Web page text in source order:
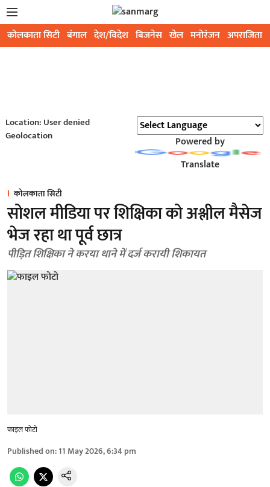
कोलकाता सिटी बंगाल देश/विदेश बिजनेस खेल मनोरंजन अपराजिता
Location: User denied
Geolocation
Powered by
Translate
कोलकाता सिटी
सोशल मीडिया पर शिक्षिका को अश्लील मैसेज
भेज रहा था पूर्व छात्र
पीड़ित शिक्षिका ने करया थाने में दर्ज करायी शिकायत
फाइल फोटो
Published on:11 May 2026, 6:34 pm